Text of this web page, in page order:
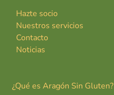
Hazte socio
Nuestros servicios
Contacto
Noticias
¿Qué es Aragón Sin Gluten?